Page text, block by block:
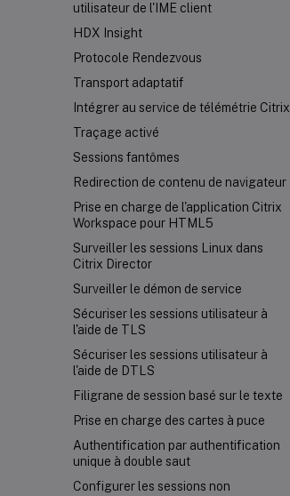
utilisateur de l'IME client
HDX Insight
Protocole Rendezvous
Transport adaptatif
Intégrer au service de télémétrie Citrix
Traçage activé
Sessions fantômes
Redirection de contenu de navigateur
Prise en charge de l'application Citrix
Workspace pour HTML5
Surveiller les sessions Linux dans
Citrix Director
Surveiller le démon de service
Sécuriser les sessions utilisateur à
l'aide de TLS
Sécuriser les sessions utilisateur à
l'aide de DTLS
Filigrane de session basé sur le texte
Prise en charge des cartes à puce
Authentification par authentification
unique à double saut
Configurer les sessions non